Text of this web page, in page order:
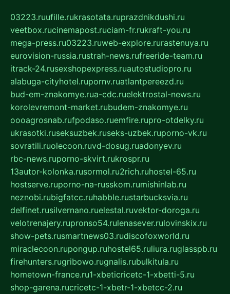
03223.ruufille.rukrasotata.ruprazdnikdushi.ru
veetbox.rucinemapost.ruciam-fr.rukraft-you.ru
mega-press.ru03223.ruweb-explore.rurastenuya.ru
eurovision-russia.rustrah-news.rufreeride-team.ru
itrack-24.rusexshopexpress.ruautostudiopro.ru
alabuga-cityhotel.rupornv.ruatlantpereezd.ru
bud-em-znakomye.rua-cdc.ruelektrostal-news.ru
korolevremont-market.rubudem-znakomye.ru
oooagrosnab.rufpodaso.ruemfire.rupro-otdelky.ru
ukrasotki.ruseksuzbek.ruseks-uzbek.ruporno-vk.ru
sovratili.ruolecoon.ruvd-dosug.ruadonyev.ru
rbc-news.ruporno-skvirt.rukrospr.ru
13autor-kolonka.rusormol.ru2rich.ruhostel-65.ru
hostserve.ruporno-na-russkom.rumishinlab.ru
neznobi.rubigfatcc.ruhabble.rustarbucksvia.ru
delfinet.rusilvernano.ruelestal.ruvektor-doroga.ru
velotrenajery.rupronso54.rulenasever.rulovinskix.ru
show-pets.rusmartnews03.rudiscofoxworld.ru
miraclecoon.rupongup.ruhostel65.ruliura.ruglasspb.ru
firehunters.rugribowo.rugnalis.rubulkitula.ru
hometown-france.ru1-xbeticricetc-1-xbetti-5.ru
shop-garena.rucricetc-1-xbetr-1-xbetcc-2.ru